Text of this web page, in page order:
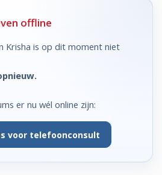
offline
Krisha is op dit moment niet
er nu wél online zijn:
voor telefoonconsult